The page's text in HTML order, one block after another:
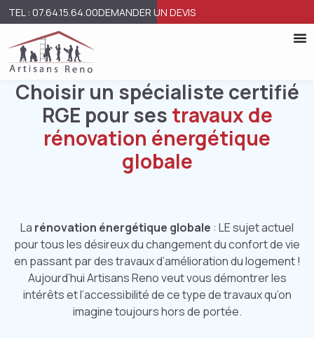
TEL : 07.64.15.64.00DEMANDER UN DEVIS
Choisir un spécialiste certifié
RGE pour ses travaux de
rénovation énergétique
globale
La rénovation énergétique globale : LE sujet actuel
pour tous les désireux du changement du confort de vie
en passant par des travaux d’amélioration du logement !
Aujourd’hui Artisans Reno veut vous démontrer les
intérêts et l’accessibilité de ce type de travaux qu’on
imagine toujours hors de portée.